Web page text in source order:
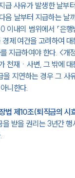
급 사유가 발생한 날부
음 날부터 지급하는 날
이내의 범위에서 「은행
제 여건을 고려하여 대
지급하여야 한다. <개
천재ㆍ사변, 그 밖에 대
을 지연하는 경우 그 사
니한다.
법 제10조(퇴직금의 시
을 받을 권리는 3년간